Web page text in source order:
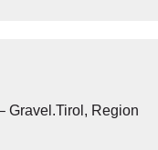
Gravel.Tirol, Region